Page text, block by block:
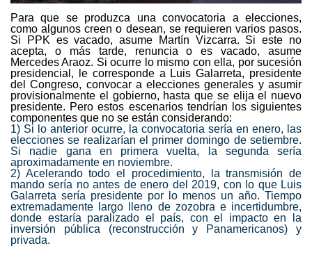
Para que se produzca una convocatoria a elecciones,
como algunos creen o desean, se requieren varios pasos.
Si PPK es vacado, asume Martín Vizcarra. Si este no
acepta, o más tarde, renuncia o es vacado, asume
Mercedes Araoz. Si ocurre lo mismo con ella, por sucesión
presidencial, le corresponde a Luis Galarreta, presidente
del Congreso, convocar a elecciones generales y asumir
provisionalmente el gobierno, hasta que se elija el nuevo
presidente. Pero estos escenarios tendrían los siguientes
componentes que no se están considerando:
1) Si lo anterior ocurre, la convocatoria sería en enero, las
elecciones se realizarían el primer domingo de setiembre.
Si nadie gana en primera vuelta, la segunda sería
aproximadamente en noviembre.
2) Acelerando todo el procedimiento, la transmisión de
mando sería no antes de enero del 2019, con lo que Luis
Galarreta sería presidente por lo menos un año. Tiempo
extremadamente largo lleno de zozobra e incertidumbre,
donde estaría paralizado el país, con el impacto en la
inversión pública (reconstrucción y Panamericanos) y
privada.